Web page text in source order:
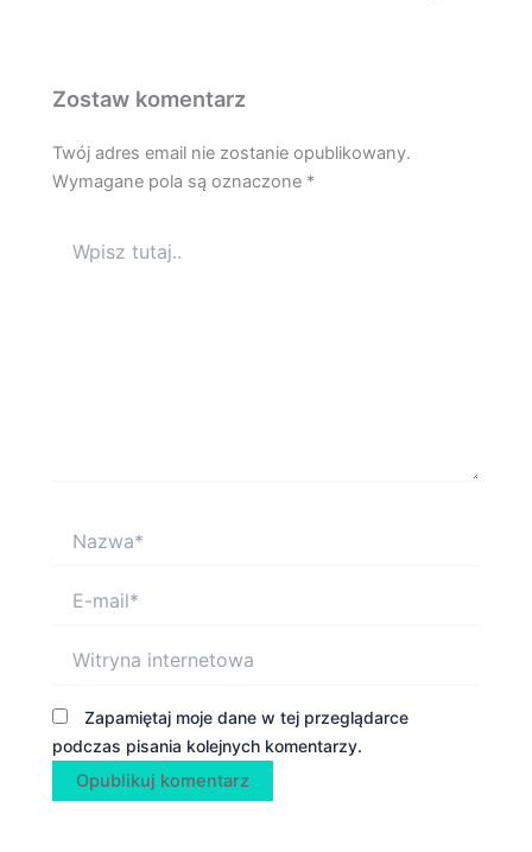
Zostaw komentarz
Twój adres email nie zostanie opublikowany.
Wymagane pola są oznaczone *
tutaj..
mail*
internetowa
Zapamiętaj moje dane w tej przeglądarce
podczas pisania kolejnych komentarzy.